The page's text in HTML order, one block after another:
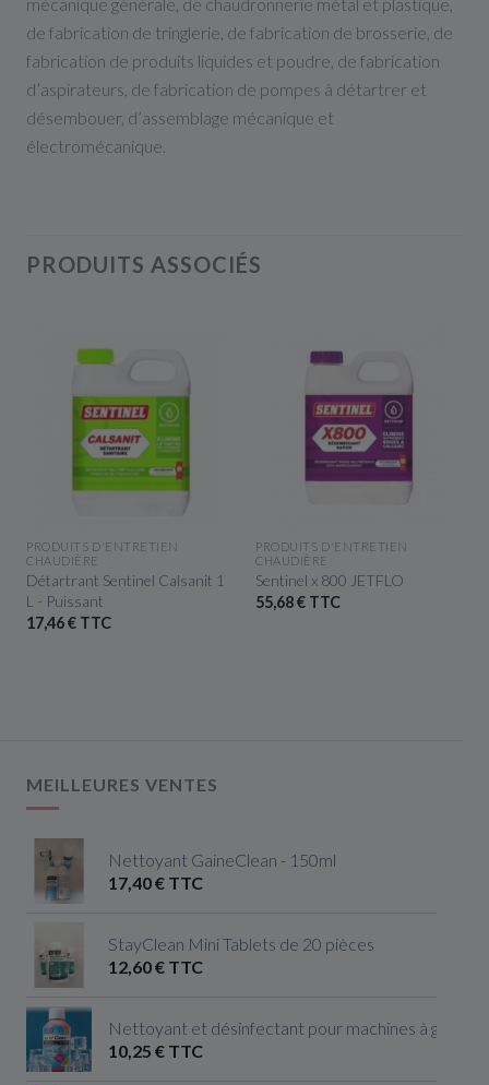
de fabrication de tringlerie, de fabrication de brosserie, de
fabrication de produits liquides et poudre, de fabrication
d’aspirateurs, de fabrication de pompes à détartrer et
désembouer, d’assemblage mécanique et
électromécanique.
PRODUITS ASSOCIÉS
APERÇU RAPIDE
PRODUITS D'ENTRETIEN
CHAUDIÈRE
Détartrant Sentinel Calsanit 1
L - Puissant
17,46 € TTC
APERÇU RAPIDE
PRODUITS D'ENTRETIEN
CHAUDIÈRE
Sentinel x 800 JETFLO
55,68 € TTC
MEILLEURES VENTES
Nettoyant GaineClean - 150ml
17,40 € TTC
StayClean Mini Tablets de 20 pièces
12,60 € TTC
Nettoyant et désinfectant pour machines à
10,25 € TTC